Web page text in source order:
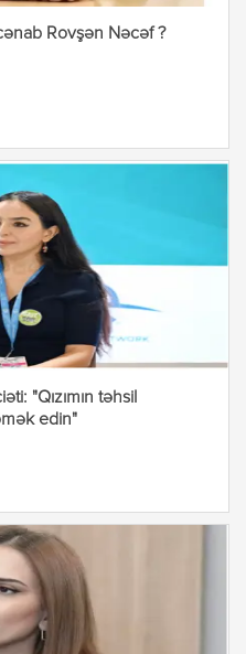
Rovşən Nəcəf ?
"Qızımın təhsil
edin"